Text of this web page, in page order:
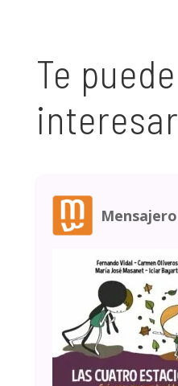
Te puede
interesar
Mensajero